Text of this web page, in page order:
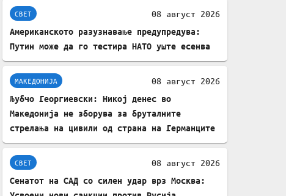
СВЕТ 08 август 2026
Американското разузнавање предупредува:
Путин може да го тестира НАТО уште есенва
МАКЕДОНИЈА 08 август 2026
Љубчо Георгиевски: Никој денес во
Македонија не зборува за бруталните
стрелања на цивили од страна на Германците
СВЕТ 08 август 2026
Сенатот на САД со силен удар врз Москва: